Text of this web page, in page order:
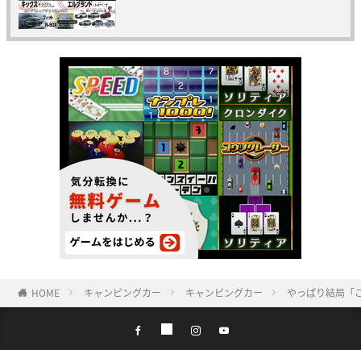
HOME キャンピングカー キャンピングカー やっぱり結局「